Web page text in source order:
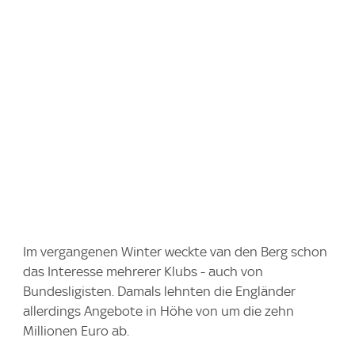
Im vergangenen Winter weckte van den Berg schon
das Interesse mehrerer Klubs - auch von
Bundesligisten. Damals lehnten die Engländer
allerdings Angebote in Höhe von um die zehn
Millionen Euro ab.